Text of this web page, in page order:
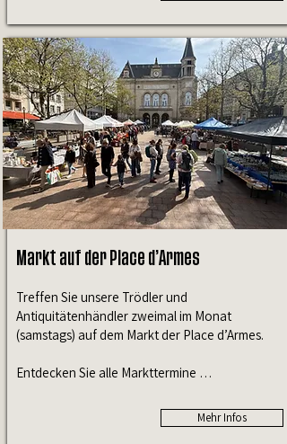
Markt auf der Place d’Armes
Treffen Sie unsere Trödler und
Antiquitätenhändler zweimal im Monat
(samstags) auf dem Markt der Place d’Armes.
Entdecken Sie alle Markttermine …
Mehr Infos